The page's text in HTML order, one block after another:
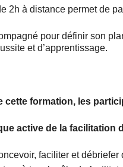
2h à distance permet de
pour définir son
et d’apprentissage.
cette formation, les
active de la facilitation
faciliter et